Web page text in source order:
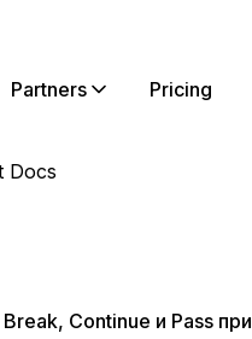
Partners Pricing
Docs
Continue и Pass при